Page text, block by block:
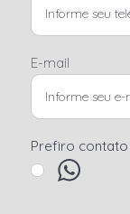
E-mail
Prefiro contato